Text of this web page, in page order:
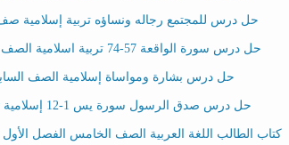
حل درس للمجتمع رجاله ونساؤه تربية إسلامية
حل درس سورة الواقعة 57-74 تربية اسلامية الصف التاسع
حل درس بشارة ومواساة إسلامية الصف
حل درس صدق الرسول سورة يس 1-12 إسلامية ثامن
كتاب الطالب اللغة العربية الصف الخامس الفصل الأول 2023-2024